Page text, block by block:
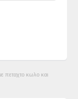
πεταχτο κωλο και